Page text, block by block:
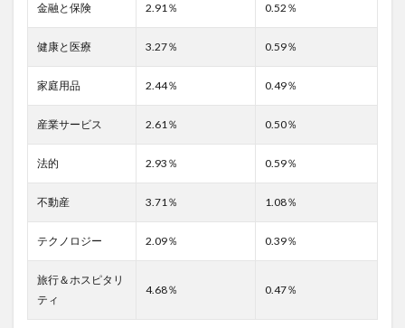
ディ
スプ
レイ
の現
状把
ため
必ず
確認
5つ
の指
標
ディ
レイ
金融と保険 2.91％ 0.52％
健康と医療 3.27％ 0.59％
家庭用品 2.44％ 0.49％
産業サービス 2.61％ 0.50％
法的 2.93％ 0.59％
不動産 3.71％ 1.08％
テクノロジー 2.09％ 0.39％
旅行＆ホスピタリ
ティ
4.68％ 0.47％